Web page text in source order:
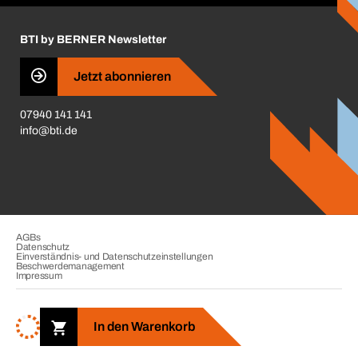
In den Warenkorb
Insektenschutzplaner
Haftungsausschluss
Qualitätsmanagement
Zertifikate
CVV-Liste
BTI by BERNER Newsletter
Jetzt abonnieren
07940 141 141
info@bti.de
Copyright © 2026. BTI Befestigungstechnik GmbH & Co. KG. Alle
Rechte vorbehalten. Verkauf nur an Unternehmer, Gewerbetreibende,
Freiberufler und öffentliche Institutionen.
AGBs
Datenschutz
Einverständnis- und Datenschutzeinstellungen
Beschwerdemanagement
Impressum